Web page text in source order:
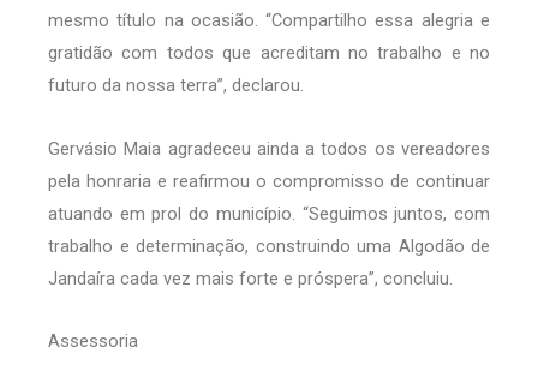
mesmo título na ocasião. “Compartilho essa alegria e
gratidão com todos que acreditam no trabalho e no
futuro da nossa terra”, declarou.
Gervásio Maia agradeceu ainda a todos os vereadores
pela honraria e reafirmou o compromisso de continuar
atuando em prol do município. “Seguimos juntos, com
trabalho e determinação, construindo uma Algodão de
Jandaíra cada vez mais forte e próspera”, concluiu.
Assessoria